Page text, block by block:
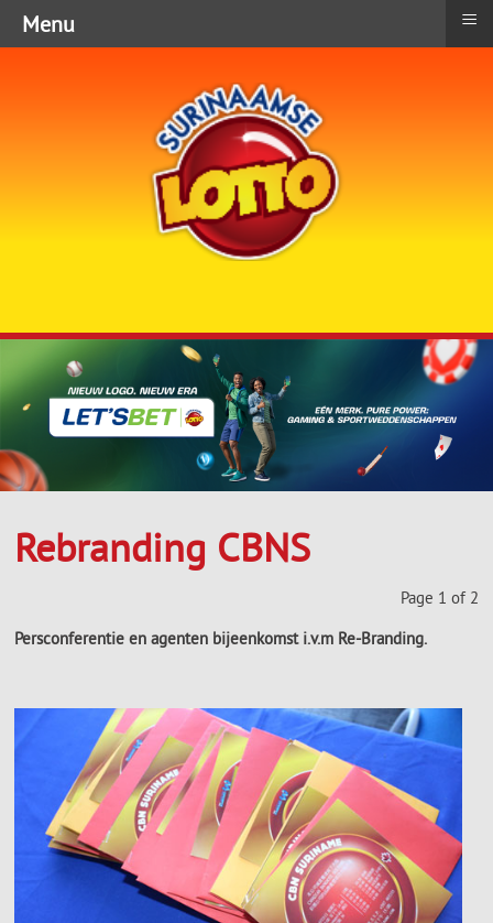
Rebranding CBNS
Page 1 of 2
Persconferentie en agenten bijeenkomst i.v.m Re-Branding.
Menu ≡